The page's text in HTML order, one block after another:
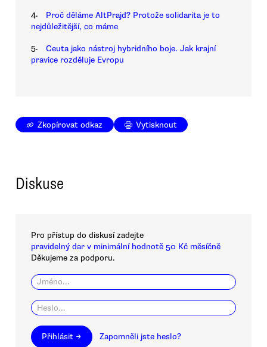
4.
Proč děláme AltPrajd? Protože solidarita je to
nejdůležitější, co máme
5.
Ceuta jako nástroj hybridního boje. Jak krajní
pravice rozděluje Evropu
Zkopírovat odkaz Vytisknout
Diskuse
Pro přístup do diskusí zadejte
pravidelný dar v minimální hodnotě 50 Kč měsíčně
Děkujeme za podporu.
Přihlásit → Zapomněli jste heslo?